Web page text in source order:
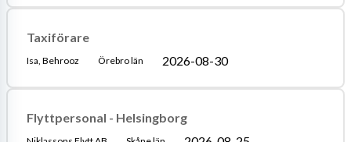
Taxiförare
Isa, Behrooz Örebro län 2026-08-30
Flyttpersonal - Helsingborg